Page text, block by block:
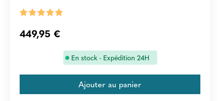
449,95 €
En stock - Expédition 24H